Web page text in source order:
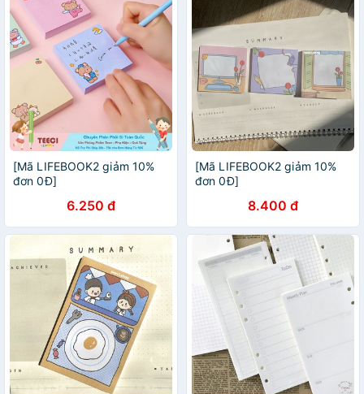
[Mã LIFEBOOK2 giảm 10%
đơn 0Đ]
6.250 đ
[Mã LIFEBOOK2 giảm 10%
đơn 0Đ]
8.400 đ